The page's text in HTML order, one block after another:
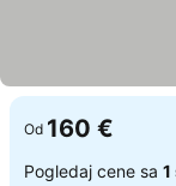
Od 160 €
Pogledaj cene sa 1